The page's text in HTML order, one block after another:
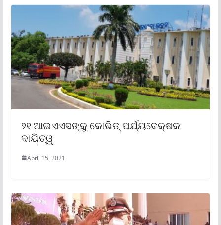
୨୧ ଆଇଏଏସଙ୍କୁ କୋଭିଡ୍ ପର୍ଯ୍ୟବେକ୍ଷକ
ଦାୟିତ୍ୱ
April 15, 2021